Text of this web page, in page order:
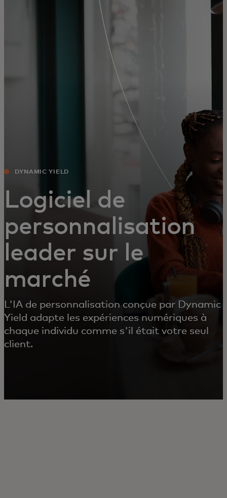
Pour les entreprises
Pour les innovateurs
Actualités et tendances
DYNAMIC YIELD
Logiciel de
personnalisation
leader sur le
marché
L'IA de personnalisation conçue par Dynamic
Yield adapte les expériences numériques à
chaque individu comme s'il était votre seul
client.